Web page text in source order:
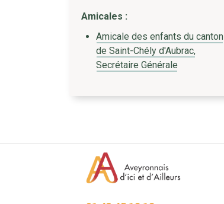
Amicales :
Amicale des enfants du canton
de Saint-Chély d'Aubrac,
Secrétaire Générale